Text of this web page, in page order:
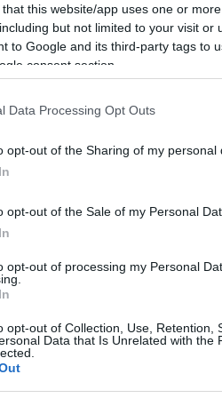
that this website/app uses one or
but not limited to your visit or
to Google and its third-party tags to
consent section.
Data Processing Opt Outs
opt-out of the Sharing of my personal
opt-out of the Sale of my Personal
opt-out of processing my Personal
opt-out of Collection, Use, Retention,
Data that Is Unrelated with the